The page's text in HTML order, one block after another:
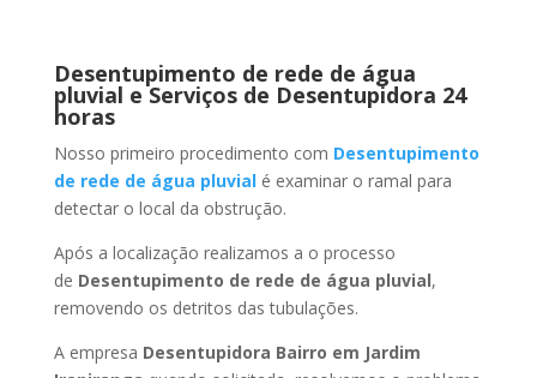
Desentupimento de rede de água
pluvial e Serviços de Desentupidora 24
horas
Nosso primeiro procedimento com Desentupimento
de rede de água pluvialé examinar o ramal para
detectar o local da obstrução.
Após a localização realizamos a o processo
de Desentupimento de rede de água pluvial,
removendo os detritos das tubulações.
A empresa Desentupidora Bairro em Jardim